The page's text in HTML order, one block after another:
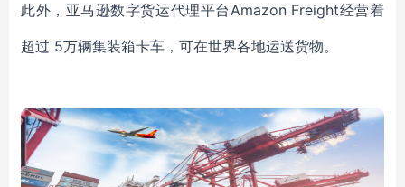
此外，亚马逊数字货运代理平台Amazon Freight经营着
超过 5万辆集装箱卡车，可在世界各地运送货物。